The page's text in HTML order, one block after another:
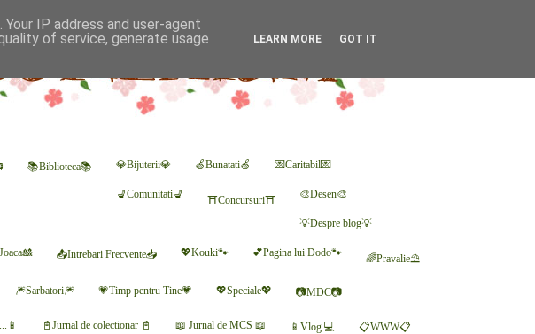
📚Biblioteca📚 💎Bijuterii💎 🍏Bunatati🍏 💌Caritabil💌
💺Comunitati💺 ⛩Concursuri⛩ 🎨Desen🎨
💡Despre blog💡
📤Intrebari Frecvente📥 💖Kouki🐾 💕Pagina lui Dodo🐾 🌈Pravalie⛱
🎆Sarbatori🎆 💗Timp pentru Tine💗 💖Speciale💖 📷MDC📷
📓Jurnal de colectionar 📓 📖 Jurnal de MCS 📖 📱Vlog 💻 📋WWW📋
IP address and user-agent
of service, generate usage
LEARN MORE GOT IT